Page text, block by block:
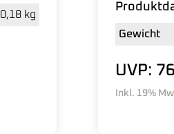
0,18 kg
Gewicht
UVP:
Inkl. 19%